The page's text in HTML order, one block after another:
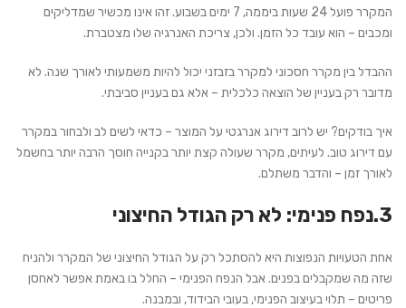
המקרר פועל 24 שעות ביממה, 7 ימים בשבוע. זהו אינו מכשיר שמדליקים
ומכבים – הוא עובד כל הזמן. ולכן, צריכת האנרגיה שלו מצטברת.
ההבדל בין מקרר חסכוני למקרר בזבזני יכול להיות משמעותי לאורך שנה. לא
מדובר רק בעניין של הוצאה כלכלית – אלא גם בעניין סביבתי.
איך בודקים? יש לרוב דירוג אנרגטי על המוצר – כדאי לשים לב ולבחור במקרר
עם דירוג טוב. לעיתים, מקרר שעולה קצת יותר בקנייה חוסך הרבה יותר בחשמל
לאורך זמן – והדבר משתלם.
3.נפח פנימי: לא רק הגודל החיצוני
אחת הטעויות הנפוצות היא להסתכל רק על הגודל החיצוני של המקרר ולהניח
שזה מה שמקבלים בפנים. אבל הנפח הפנימי – החלל בו באמת אפשר לאחסן
פריטים – תלוי בעיצוב הפנימי, בעובי הבידוד, ובמבנה.